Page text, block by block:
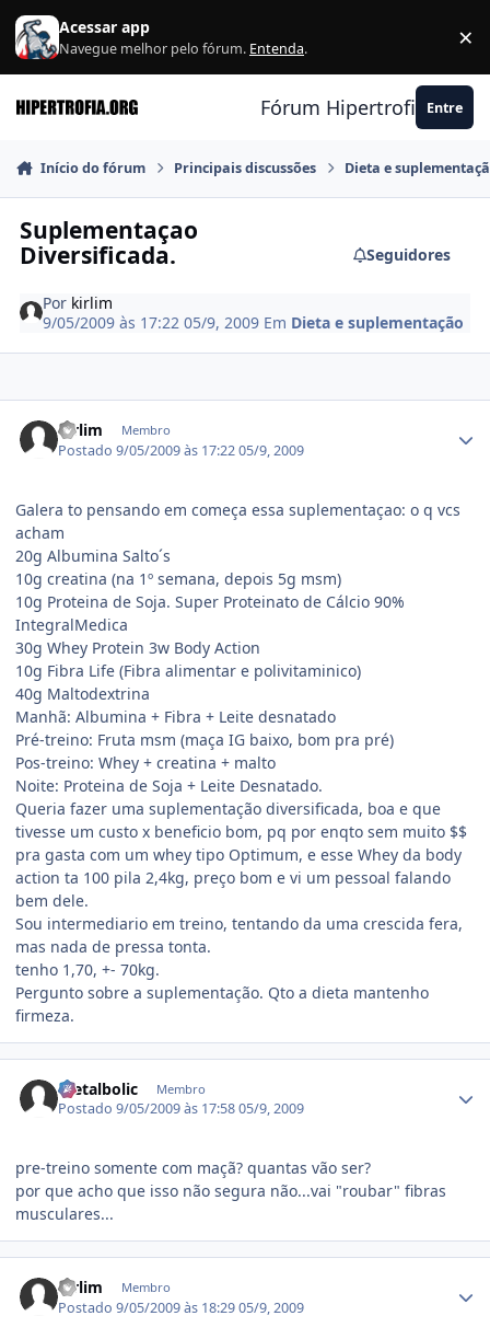
Ir para conteúdo
Acessar app
Navegue melhor pelo fórum. Entenda. ×
Fórum Hipertrofia.org
Entre
Início do fórum Principais discussões Dieta e
Suplementaçao
Diversificada.
Seguidores
Por kirlim
9/05/2009 às 17:2205/9, 2009 Em Dieta e suplementação
kirlim Membro
Postado9/05/2009 às 17:2205/9, 2009
Galera to pensando em começa essa suplementaçao: o q vcs
acham
20g Albumina Salto´s
10g creatina (na 1º semana, depois 5g msm)
10g Proteina de Soja. Super Proteinato de Cálcio 90%
IntegralMedica
30g Whey Protein 3w Body Action
10g Fibra Life (Fibra alimentar e polivitaminico)
40g Maltodextrina
Manhã: Albumina + Fibra + Leite desnatado
Pré-treino: Fruta msm (maça IG baixo, bom pra pré)
Pos-treino: Whey + creatina + malto
Noite: Proteina de Soja + Leite Desnatado.
Queria fazer uma suplementação diversificada, boa e que
tivesse um custo x beneficio bom, pq por enqto sem muito $$
pra gasta com um whey tipo Optimum, e esse Whey da body
action ta 100 pila 2,4kg, preço bom e vi um pessoal falando
bem dele.
Sou intermediario em treino, tentando da uma crescida fera,
mas nada de pressa tonta.
tenho 1,70, +- 70kg.
Pergunto sobre a suplementação. Qto a dieta mantenho
firmeza.
metalbolic Membro
Postado9/05/2009 às 17:5805/9, 2009
pre-treino somente com maçã? quantas vão ser?
por que acho que isso não segura não...vai "roubar" fibras
musculares...
kirlim Membro
Postado9/05/2009 às 18:2905/9, 2009